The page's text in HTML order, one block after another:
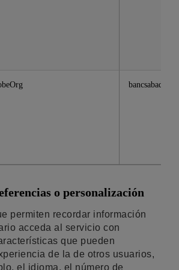
o personalización
permiten recordar información
acceda al servicio con
que pueden
de la de otros usuarios,
el idioma, el número de